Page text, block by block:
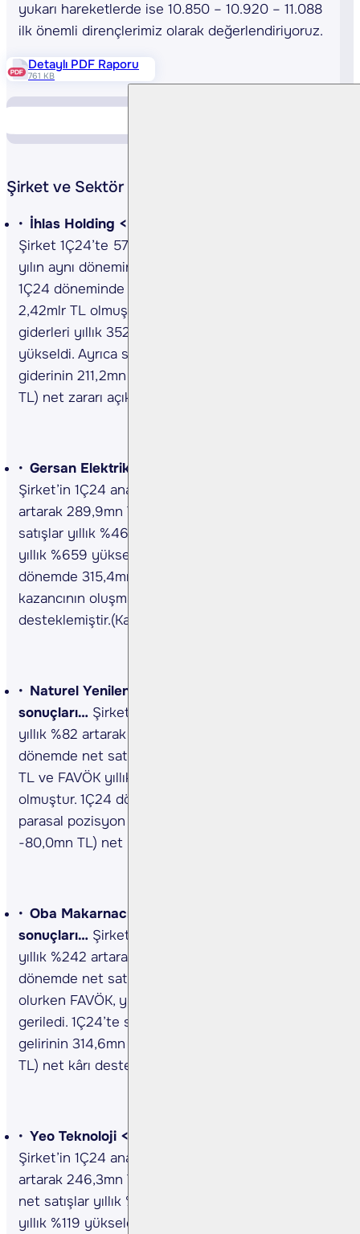
yukarı hareketlerde ise 10.850 – 10.920 – 11.088
ilk önemli dirençlerimiz olarak değerlendiriyoruz.
Detaylı PDF Raporu
761 KB
Şirket ve Sektör Haberleri
İhlas Holding <IHLAS TI> 1Ç24 sonuçları…
Şirket 1Ç24’te 571,6mn TL zarar elde etti. Geçen
yılın aynı döneminde 1,38mlr TL zarar açıklamıştı.
1Ç24 döneminde net satışlar yıllık %45 artarak
2,42mlr TL olmuştur. İlgili dönemde faaliyet
giderleri yıllık 352,01mn TL’den 482,4mn TL’ye
yükseldi. Ayrıca sürdürülen faaliyetler vergi
giderinin 211,2mn TL'ye ulaşması (1Ç23, 69,2mn
TL) net zararı açıklamaktadır.(Kaynak: KAP)
Gersan Elektrik <GEREL TI> 1Ç24 sonuçları…
Şirket’in 1Ç24 ana ortaklık net kârı yıllık %61
artarak 289,9mn TL’ye yükseldi. 1Ç24’te net
satışlar yıllık %46 artışla 579,1mn TL ve FAVÖK
yıllık %659 yükselerek 376,3mn TL olmuştur. Cari
dönemde 315,4mn TL’lik net parasal pozisyon
kazancının oluşması (1Ç23, 126,9mn TL) net kârı
desteklemiştir.(Kaynak: KAP)
Naturel Yenilenebilir Enerji <NATEN TI> 1Ç24
sonuçları… Şirket’in 1Ç24 ana ortaklık net kârı
yıllık %82 artarak 628,5mn TL’ye yükseldi. Aynı
dönemde net satışlar yıllık %298 artarak 1,06mlr
TL ve FAVÖK yıllık %86 yükselerek 96,4mn TL
olmuştur. 1Ç24 döneminde 555,4mn TL’lik net
parasal pozisyon kazancının oluşması (1Ç23,
-80,0mn TL) net kârı desteklemiştir.(Kaynak: KAP)
Oba Makarnacılık <OBAMS TI> 1Ç24
sonuçları… Şirket’in 1Ç24 ana ortaklık net kârı
yıllık %242 artarak 314,6mn TL’ye yükseldi. İlgili
dönemde net satışlar yıllık %9 artışla 4,05mlr TL
olurken FAVÖK, yıllık %56 düşerek 139,2mn TL’ye
geriledi. 1Ç24’te sürdürülen faaliyetler vergi
gelirinin 314,6mn TL’ye ulaşması (1Ç23, 92,0mn
TL) net kârı destekledi.(Kaynak: KAP)
Yeo Teknoloji <YEOTK TI> 1Ç24 sonuçları…
Şirket’in 1Ç24 ana ortaklık net kârı yıllık %289
artarak 246,3mn TL’ye yükseldi. Aynı dönemde
net satışlar yıllık %45 artışla 1,36mlr TL ve FAVÖK
yıllık %119 yükselerek 325,3mn TL olmuştur.